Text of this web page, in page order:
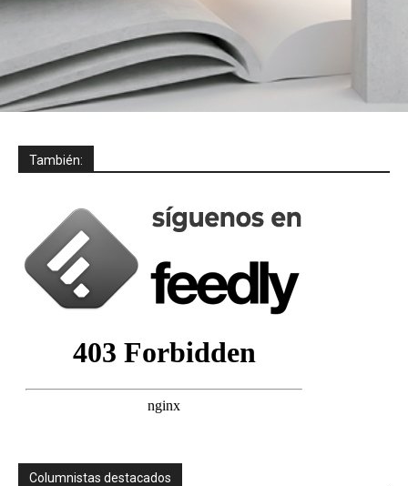
También:
Columnistas destacados